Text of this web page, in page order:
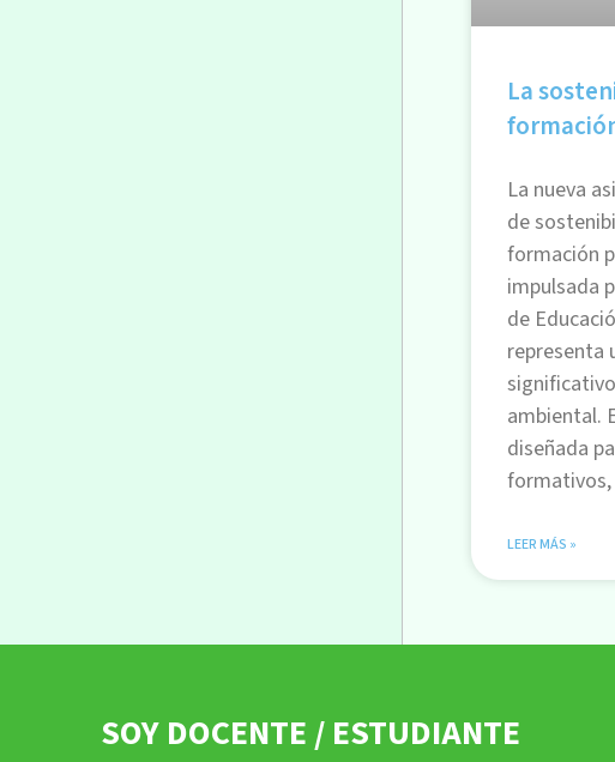
La
La nueva
de
formación
impulsada
de
representa
ambiental.
diseñada
formativos,
LEER MÁS »
SOY DOCENTE / ESTUDIANTE